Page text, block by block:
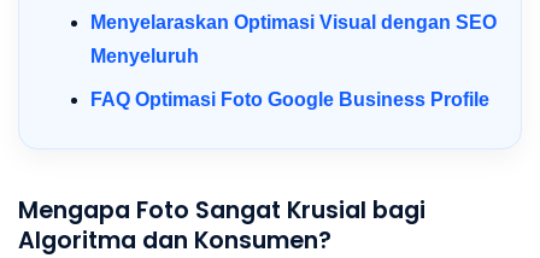
Menyelaraskan Optimasi Visual dengan SEO
Menyeluruh
FAQ Optimasi Foto Google Business Profile
Mengapa Foto Sangat Krusial bagi
Algoritma dan Konsumen?